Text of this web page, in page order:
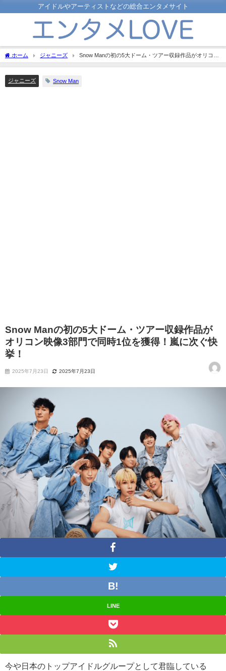
アイドルやアーティストなどの総合エンタメサイト
ホーム ジャニーズ
Snow Manの初の5大ドーム・ツアー収録作品がオリコン
映像3部門で同時1位を獲得！嵐に次ぐ快挙！
ジャニーズ Snow Man
Snow Manの初の5大ドーム・ツアー収録作品が
オリコン映像3部門で同時1位を獲得！嵐に次ぐ快
挙！
2025年7月23日 2025年7月23日
LINE
今や日本のトップアイドルグループとして君臨している